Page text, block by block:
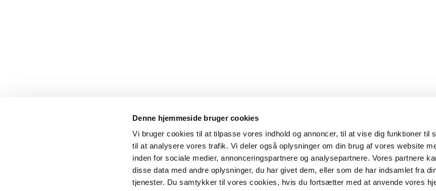
Denne hjemmeside bruger cookies
Vi bruger cookies til at tilpasse vores indhold og annoncer, til at vise dig funktioner til
til at analysere vores trafik. Vi deler også oplysninger om din brug af vores website
inden for sociale medier, annonceringspartnere og analysepartnere. Vores partnere
disse data med andre oplysninger, du har givet dem, eller som de har indsamlet fra
tjenester. Du samtykker til vores cookies, hvis du fortsætter med at anvende vores